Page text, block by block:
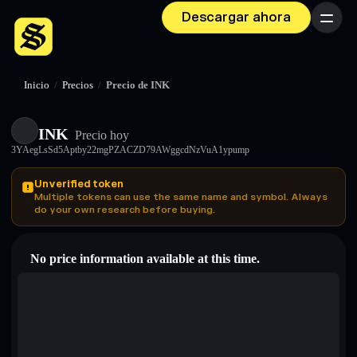
Descargar ahora Menú
Inicio / Precios / Precio de INK
INK Precio hoy
3YAegLsSd5Aptby22mgPZACZD79AWggcdNzVuA1ypump
Unverified token
Multiple tokens can use the same name and symbol. Always
do your own research before buying.
No price information available at this time.